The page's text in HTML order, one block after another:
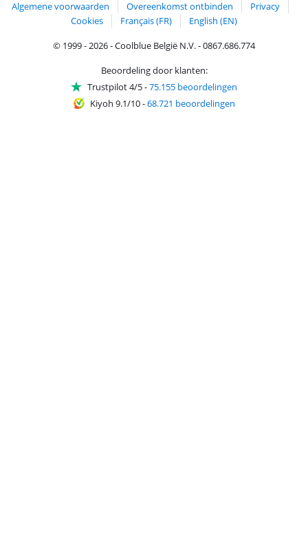
Algemene voorwaarden Overeenkomst ontbinden
Privacy
Cookies
Français (FR)
English (EN)
© 1999 - 2026 - Coolblue België N.V. - 0867.686.774
Beoordeling door klanten:
Trustpilot 4/5-75.155 beoordelingen
Kiyoh 9.1/10-68.721 beoordelingen